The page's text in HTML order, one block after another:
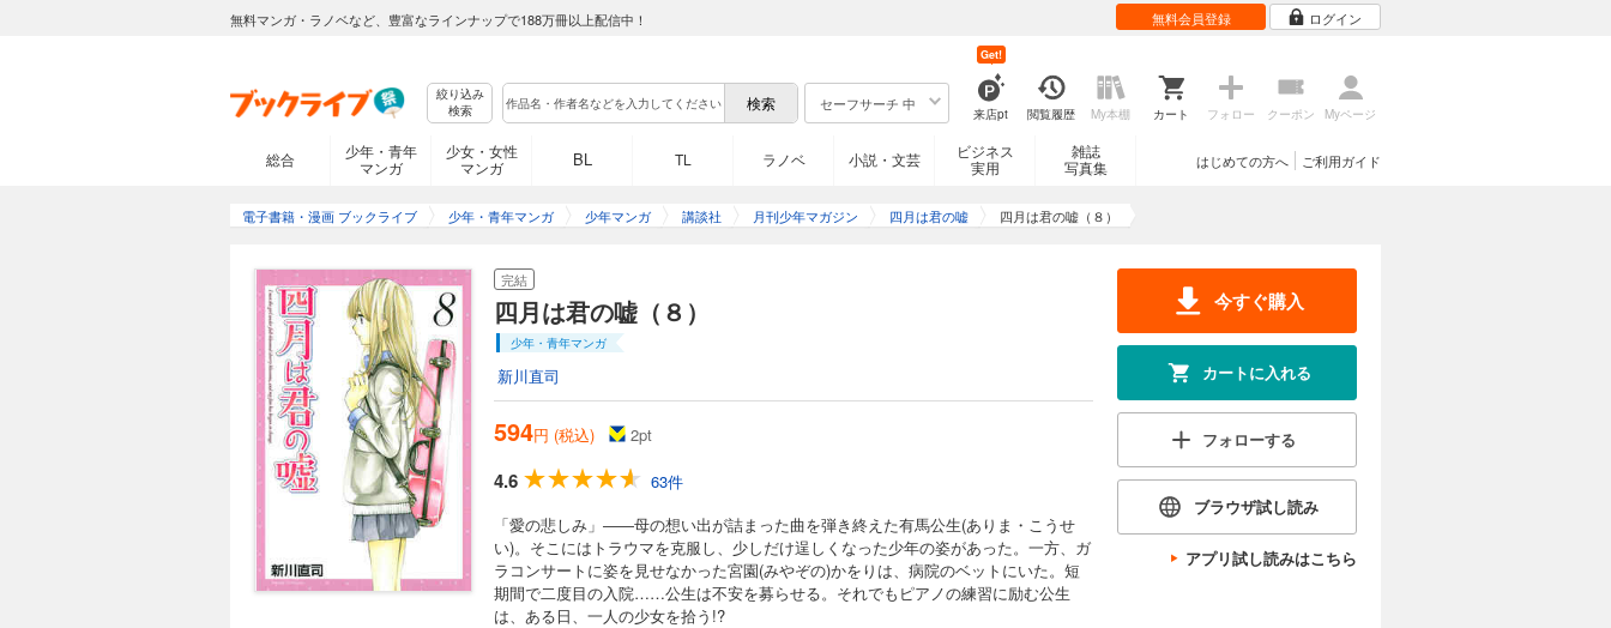
無料マンガ・ラノベなど、豊富なラインナップで188万冊以上配信中！ 無料会員登録 ログイン
絞り込み
検索
セーフサーチ 中
来店pt
Get!
閲覧履歴 My本棚 カート フォロー クーポン Myページ
総合
少年・青年
マンガ
少女・女性
マンガ
BL TL ラノベ 小説・文芸
ビジネス
実用
雑誌
写真集
ご利用ガイド
はじめての方へ
電子書籍・漫画 ブックライブ 少年・青年マンガ 少年マンガ 講談社 月刊少年マガジン 四月は君の嘘 四月は君の嘘（８）
完結
四月は君の嘘（８）
少年・青年マンガ
新川直司
594円 (税込) 2pt
4.6
63件
「愛の悲しみ」――母の想い出が詰まった曲を弾き終えた有馬公生(ありま・こうせ
い)。そこにはトラウマを克服し、少しだけ逞しくなった少年の姿があった。一方、ガ
ラコンサートに姿を見せなかった宮園(みやぞの)かをりは、病院のベットにいた。短
期間で二度目の入院……公生は不安を募らせる。それでもピアノの練習に励む公生
は、ある日、一人の少女を拾う!?
今すぐ購入
カートに入れる
フォローする
ブラウザ試し読み
アプリ試し読みはこちら